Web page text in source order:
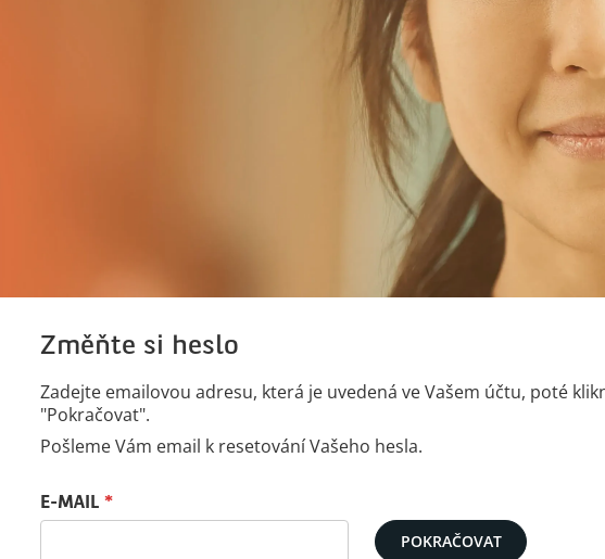
Změňte si heslo
Zadejte emailovou adresu, která je uvedená ve Vašem účtu, poté
"Pokračovat".
Pošleme Vám email k resetování Vašeho hesla.
Resetujte heslo pomocí Vašeho e-mailu
E-MAIL *
POKRAČOVAT